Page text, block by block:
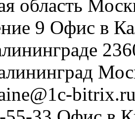
область
9 Офис в